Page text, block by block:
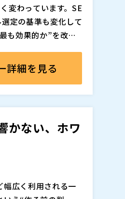
50件、受注3件にま
10,000人以上のBto
商談」という新し
ち手を、20分で凝
ていない」「DLは
ではないでしょう
しくなってしまう
つながらない4つの要
告費をかけずに最速
いる」 このような課
すことです。 MAの
営業が5分以内に動
変わっています。SE
定の基準も変化して
も効果的か”を改め
、単純な比較では
算の中でどの施策
詳細を見る
かない、ホワ
幅広く利用される一